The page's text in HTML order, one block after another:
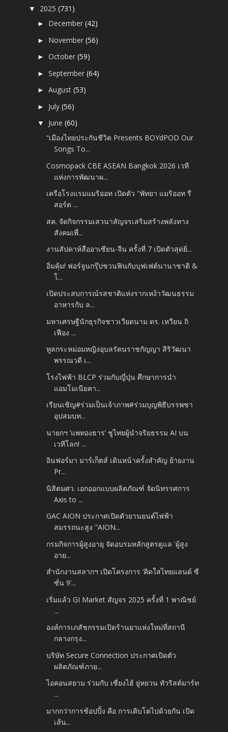
▼ 2025(731)
► December(42)
► November(56)
►October(59)
►September(64)
►August(53)
► July(56)
▼ June(60)
“เมืองไทยประกันชีวิต Presents BOYdPOD Our
Songs To...
Cosmopack CBE ASEAN Bangkok 2026 เวที
แห่งการพัฒนาผ...
เครือโรงแรมแมริออท เปิดตัว "พัทยา แมริออท รี
สอร์ต ...
สค. จัดกิจกรรมเสวนาสัญจรเสริมสร้างพลังทาง
สังคมเพื่...
งานสัปดาห์สื่ออาเซียน-จีน ครั้งที่ 7 เปิดตัวสุดยิ่...
อิ่มคุ้ม! ฟอร์จูนกรุ๊ปชวนฟินกับบุฟเฟต์นานาชาติ &
โ...
เปิดประสบการณ์รสชาติแห่งรากเหง้าวัฒนธรรม
อาหารกับ ล...
มหาเศรษฐีนักธุรกิจชาวเวียดนาม ดร. เหวียน ถิ
เฟือง ...
ทูลกระหม่อมหญิงอุบลรัตนราชกัญญา สิริวัฒนา
พรรณวดี เ...
โรงไฟฟ้า BLCP ร่วมกับญี่ปุ่น ศึกษาการนำ
แอมโมเนียคา...
เรียนเชิญ#ร่วมเป็นเจ้าภาพ#ร่วมบุญพิธีบรรพชา
อุปสมบท...
นายกฯ ‘แพทองธาร’ ชูไทยผู้นำจริยธรรม AI บน
เวทีโลก! ...
อินฟอร์มา มาร์เก็ตส์ เดินหน้าครั้งสำคัญ ย้ายงาน
Pr...
นิสิตมศว. เอกออกแบบผลิตภัณฑ์ จัดนิทรรศการ
Axis to ...
GAC AION ประกาศเปิดตัวยานยนต์ไฟฟ้า
สมรรถนะสูง "AION...
กรมกิจการผู้สูงอายุ จัดอบรมหลักสูตรดูแล 'ผู้สูง
อาย...
สำนักงานสลากฯ เปิดโครงการ ‘คิดใสไทยแลนด์ ซี
ซั่น 9’...
เริ่มแล้ว GI Market สัญจร 2025 ครั้งที่ 1 พาณิชย์
...
องค์การเภสัชกรรมเปิดร้านยาแห่งใหม่ที่สถานี
กลางกรุง...
บริษัท Secure Connection ประกาศเปิดตัว
ผลิตภัณฑ์ภาย...
ไอคอนสยาม ร่วมกับ เซี่ยงไฮ้ ยู่หยวน ทัวริสต์มาร์ท
...
มากกว่าการช้อปปิ้ง คือ การเติบโตไปด้วยกัน เปิด
เส้น...